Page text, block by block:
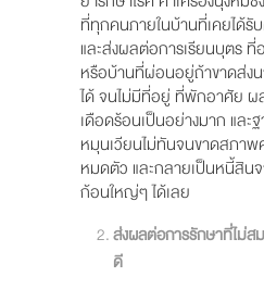
ที่ทุกคนภายในบ้านที่เคยได้
และส่งผลต่อการเรียนบุตร
หรือบ้านที่ผ่อนอยู่ถ้าขาดส่ง
ได้ จนไม่มีที่อยู่ ที่พักอาศัย ผ
เดือดร้อนเป็นอย่างมาก และ
หมุนเวียนไม่ทันจนขาดสภาพ
หมดตัว และกลายเป็นหนี้สิน
ก้อนใหญ่ๆ ได้เลย
ส่งผลต่อการรักษาที่ไม่
ดี